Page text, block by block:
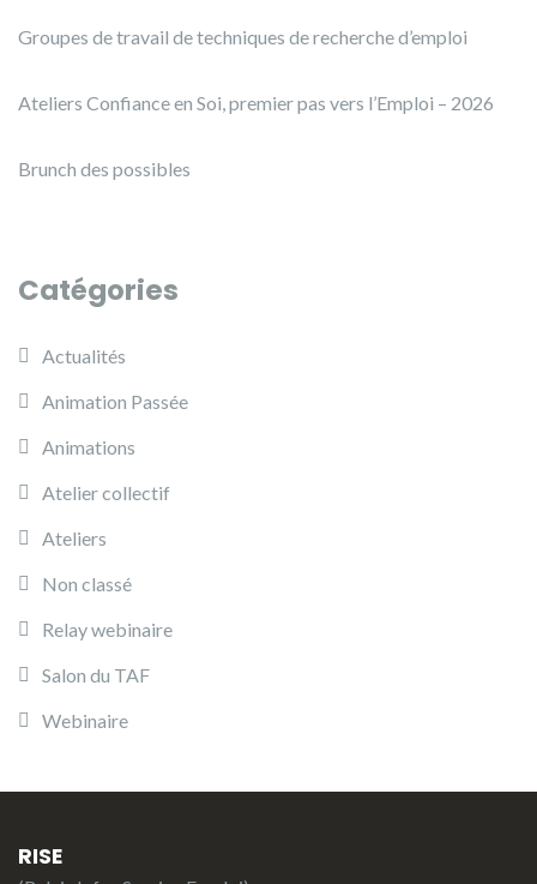
Groupes de travail de techniques de recherche d’emploi
Ateliers Confiance en Soi, premier pas vers l’Emploi – 2026
Brunch des possibles
Catégories
Actualités
Animation Passée
Animations
Atelier collectif
Ateliers
Non classé
Relay webinaire
Salon du TAF
Webinaire
RISE